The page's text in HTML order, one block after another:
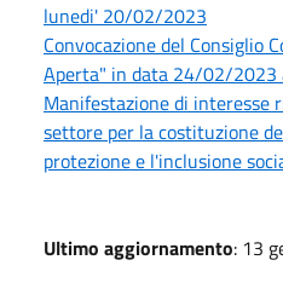
lunedi' 20/02/2023
Convocazione del Consiglio
Aperta" in data 24/02/2023
Manifestazione di interesse
settore per la costituzione
protezione e l'inclusione
Ultimo aggiornamento: 13